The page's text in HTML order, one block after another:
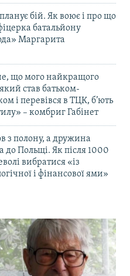
бій. Як воює і про що
батальйону
Маргарита
що мого найкращого
став батьком-
і перевівся в ТЦК, б’ють
– комбриг Габінет
з полону, а дружина
до Польщі. Як після 1000
вибратися «із
і фінансової ями»